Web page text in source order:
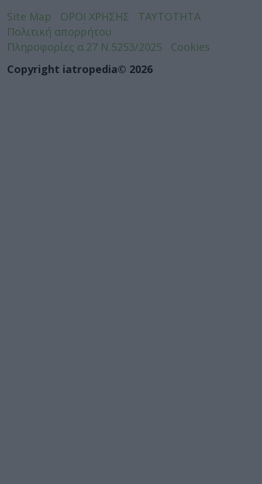
Site Map ΟΡΟΙ ΧΡΗΣΗΣ
ΤΑΥΤΟΤΗΤΑ
Πολιτική απορρήτου
Πληροφορίες α.27 Ν.5253/2025
Cookies
Copyright iatropedia© 2026